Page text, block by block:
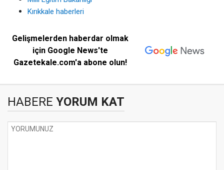
Kırıkkale haberleri
Gelişmelerden haberdar olmak
için Google News'te
Gazetekale.com'a abone olun!
HABERE YORUM KAT